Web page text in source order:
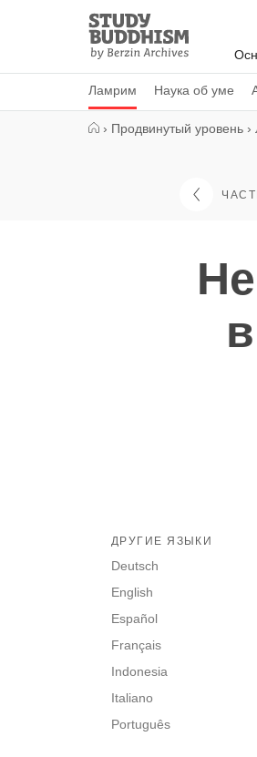
Study
Buddhism
Home
Ламрим Наука об уме
› Продвинутый уровень ›
ДРУГИЕ ЯЗЫКИ
Deutsch
English
Español
Français
Indonesia
Italiano
Português